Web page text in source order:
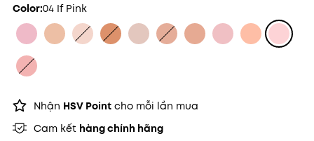
Color:04 If Pink
Nhận HSV Pointcho mỗi lần mua
Cam kết hàng chính hãng